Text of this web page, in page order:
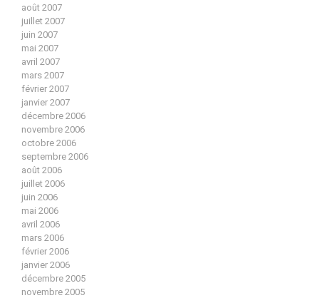
août 2007
juillet 2007
juin 2007
mai 2007
avril 2007
mars 2007
février 2007
janvier 2007
décembre 2006
novembre 2006
octobre 2006
septembre 2006
août 2006
juillet 2006
juin 2006
mai 2006
avril 2006
mars 2006
février 2006
janvier 2006
décembre 2005
novembre 2005